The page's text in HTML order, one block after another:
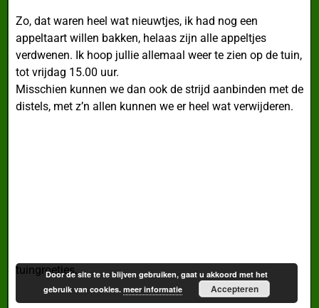
Zo, dat waren heel wat nieuwtjes, ik had nog een
appeltaart willen bakken, helaas zijn alle appeltjes
verdwenen. Ik hoop jullie allemaal weer te zien op de tuin,
tot vrijdag 15.00 uur.
Misschien kunnen we dan ook de strijd aanbinden met de
distels, met z’n allen kunnen we er heel wat verwijderen.
tuingroetjes,Door de site te te blijven gebruiken, gaat u akkoord met het
gebruik van cookies.meer informatie Accepteren